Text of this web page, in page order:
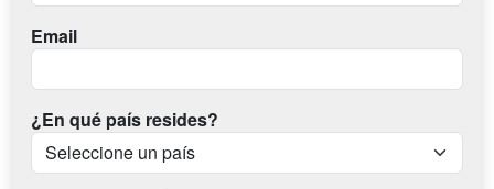
Email
¿En qué país resides?